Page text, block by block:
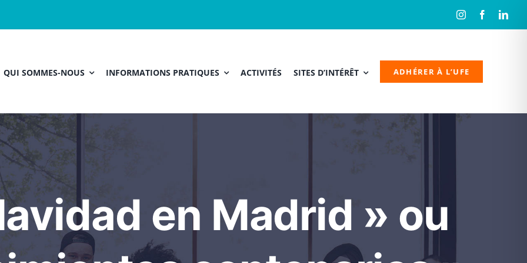
QUI SOMMES-NOUS INFORMATIONS PRATIQUES ACTIVITÉS SITES D’INTÉRÊT ADHÉRER À L’UFE
en Madrid » ou